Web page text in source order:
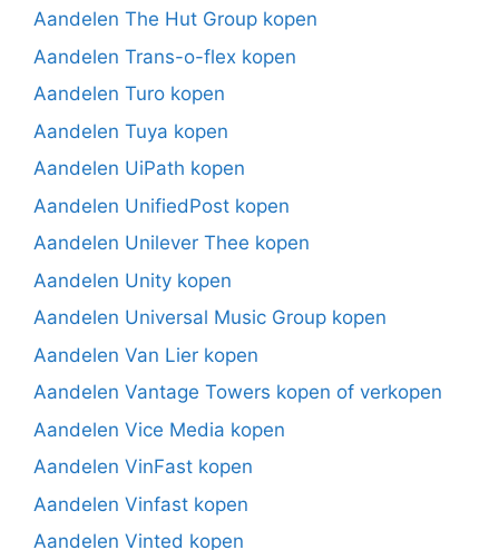
Aandelen The Hut Group kopen
Aandelen Trans-o-flex kopen
Aandelen Turo kopen
Aandelen Tuya kopen
Aandelen UiPath kopen
Aandelen UnifiedPost kopen
Aandelen Unilever Thee kopen
Aandelen Unity kopen
Aandelen Universal Music Group kopen
Aandelen Van Lier kopen
Aandelen Vantage Towers kopen of verkopen
Aandelen Vice Media kopen
Aandelen VinFast kopen
Aandelen Vinfast kopen
Aandelen Vinted kopen